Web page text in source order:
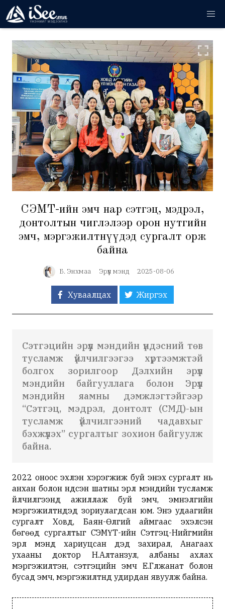
СЭМҮТ-ийн эмч нар сэтгэц, мэдрэл,
донтолтын чиглэлээр орон нутгийн
эмч, мэргэжилтнүүдэд сургалт орж
байна
Б. Энхмаа Эрүүл мэнд 2025-08-06
Хуваалцах Жиргэх
Сэтгэцийн эрүүл мэндийн үндэсний төв
тусламж үйлчилгээгээ хүртээмжтэй
болгох зорилгоор Дэлхийн эрүүл
мэндийн байгууллага болон Эрүүл
мэндийн яамны дэмжлэгтэйгээр
“Сэтгэц, мэдрэл, донтолт (СМД)-ын
тусламж үйлчилгээний чадавхыг
бэхжүүлэх” сургалтыг зохион байгуулж
байна.
2022 оноос эхлэн хэрэгжиж буй энэхүү сургалт нь
анхан болон үндсэн шатны эрүүл мэндийн тусламж
үйлчилгээнд ажиллаж буй эмч, эмнэлгийн
мэргэжилтнүүдэд зориулагдсан юм. Энэ удаагийн
сургалт Ховд, Баян-Өлгий аймгаас эхэлсэн
бөгөөд сургалтыг СЭМҮТ-ийн Сэтгэц-Нийгмийн
эрүүл мэнд хариуцсан дэд захирал, Анагаах
ухааны доктор Н.Алтанзул, албаны ахлах
мэргэжилтэн, сэтгэцийн эмч Е.Гүлжанат болон
бусад эмч, мэргэжилтнүүд удирдан явуулж байна.